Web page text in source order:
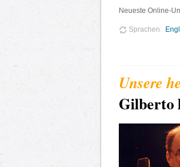
Neueste Online-
Sprachen
Gilberto